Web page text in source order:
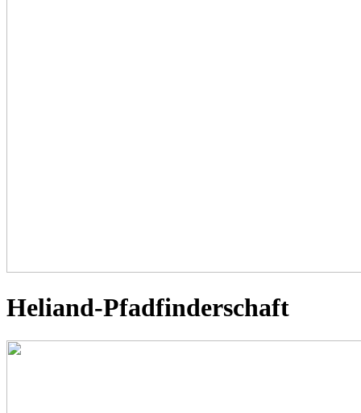
Heliand-Pfadfinderschaft